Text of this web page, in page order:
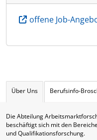
offene Job-
Über Uns Berufsinfo-
Die Abteilung
beschäftigt sich mit den
und Qualifikationsforschung.